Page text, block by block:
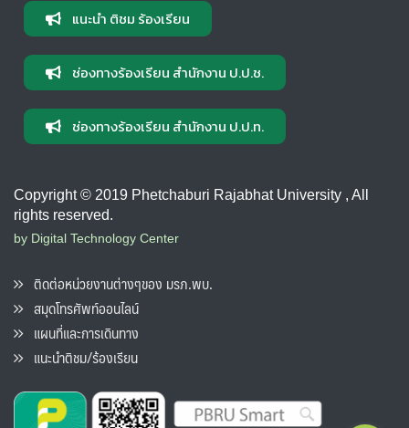
แนะนำ ติชม ร้องเรียน
ช่องทางร้องเรียน สำนักงาน ป.ป.ช.
ช่องทางร้องเรียน สำนักงาน ป.ป.ท.
Copyright © 2019 Phetchaburi Rajabhat University , All
rights reserved.
by Digital Technology Center
ติดต่อหน่วยงานต่างๆของ มรภ.พบ.
สมุดโทรศัพท์ออนไลน์
แผนที่และการเดินทาง
แนะนำติชม/ร้องเรียน